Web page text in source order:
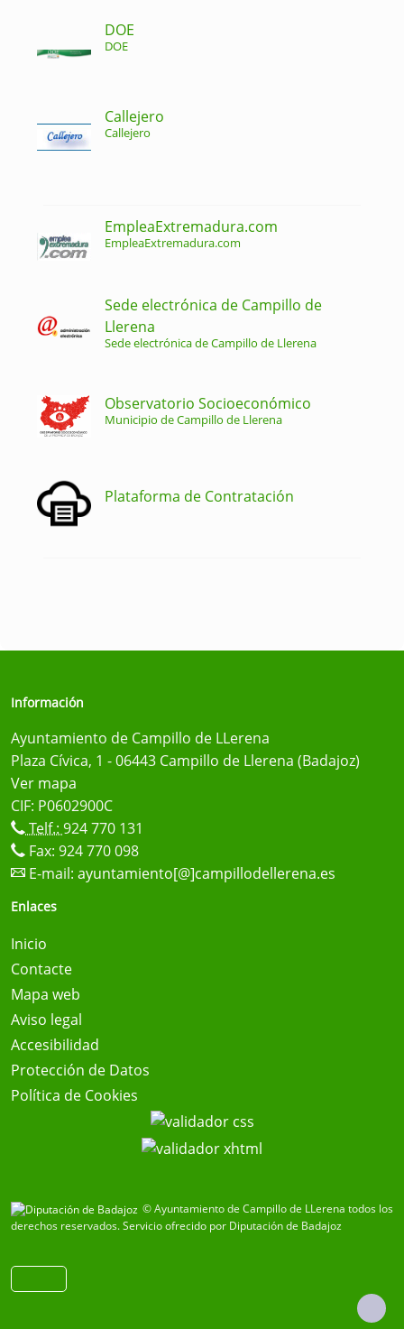
DOE
DOE
Callejero
Callejero
EmpleaExtremadura.com
EmpleaExtremadura.com
Sede electrónica de Campillo de
Llerena
Sede electrónica de Campillo de Llerena
Observatorio Socioeconómico
Municipio de Campillo de Llerena
Plataforma de Contratación
Información
Ayuntamiento de Campillo de LLerena
Plaza Cívica, 1 - 06443 Campillo de Llerena (Badajoz)
Ver mapa
CIF: P0602900C
Telf.: 924 770 131
Fax: 924 770 098
E-mail: ayuntamiento[@]campillodellerena.es
Enlaces
Inicio
Contacte
Mapa web
Aviso legal
Accesibilidad
Protección de Datos
Política de Cookies
© Ayuntamiento de Campillo de LLerena todos los
derechos reservados.Servicio ofrecido por Diputación de Badajoz